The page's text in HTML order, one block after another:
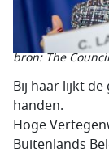
bron: The
Bij haar lijkt
handen.
Hoge
Buitenlands